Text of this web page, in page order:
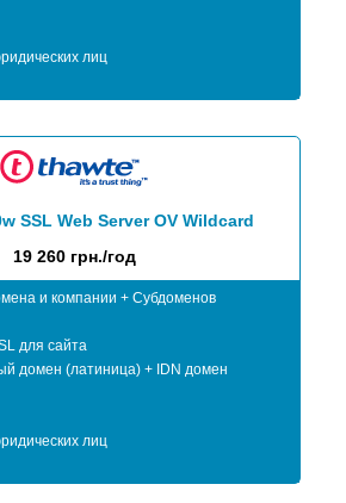
лиц
SSL Web Server OV Wildcard
19 260 грн./год
и компании + Субдоменов
для сайта
домен (латиница) + IDN домен
лиц